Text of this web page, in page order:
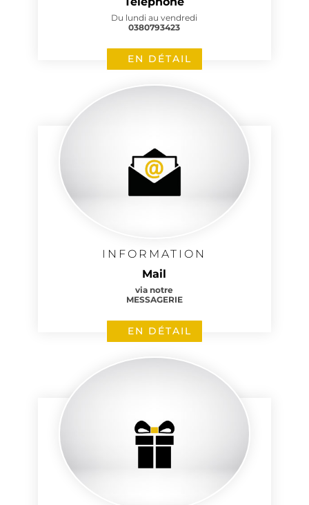
Du lundi au vendredi
0380793423
EN DÉTAIL
INFORMATION
Mail
via notre
MESSAGERIE
EN DÉTAIL